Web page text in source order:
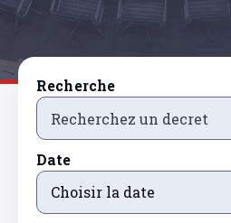
Recherche
Date
Choisir la date